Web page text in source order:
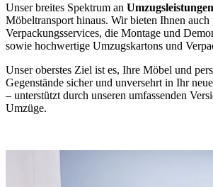
Unser breites Spektrum an Umzugsleistungen
Möbeltransport hinaus. Wir bieten Ihnen auch
Verpackungsservices, die Montage und
sowie hochwertige Umzugskartons und
Unser oberstes Ziel ist es, Ihre Möbel und
Gegenstände sicher und unversehrt in Ihr
– unterstützt durch unseren umfassenden
Umzüge.